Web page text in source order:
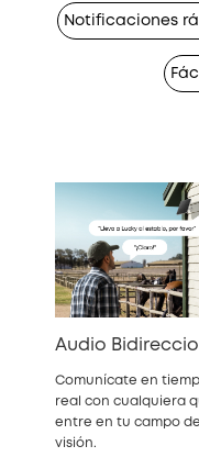
Notificaciones
Audio
Comunícate en
real con cualquiera
entre en tu campo de
visión.